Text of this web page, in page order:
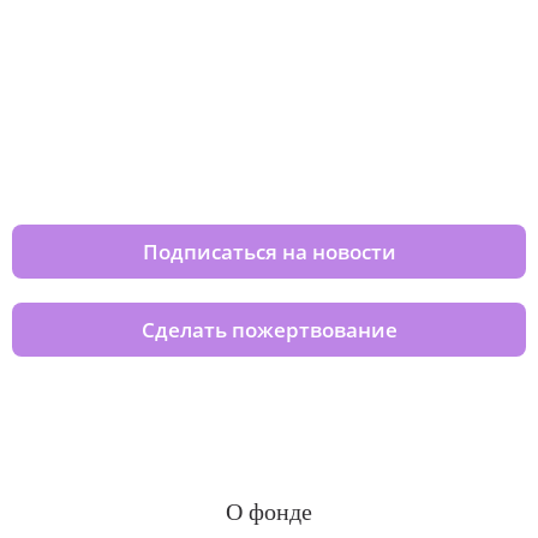
Подписаться на новости
Сделать пожертвование
О фонде